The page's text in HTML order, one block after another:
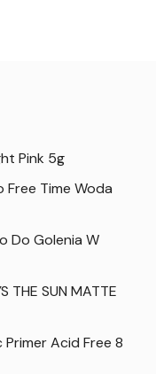
Pink 5g
Free Time Woda
Do Golenia W
THE SUN MATTE
Primer Acid Free 8